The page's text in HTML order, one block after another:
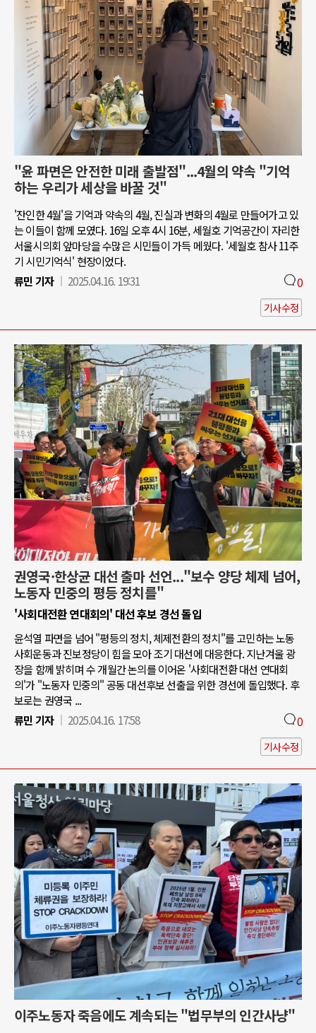
"윤 파면은 안전한 미래 출발점"...4월의 약속 "기억
하는 우리가 세상을 바꿀 것"
'잔인한 4월'을 기억과 약속의 4월, 진실과 변화의 4월로 만들어가고 있
는 이들이 함께 모였다. 16일 오후 4시 16분, 세월호 기억공간이 자리한
서울시의회 앞마당을 수많은 시민들이 가득 메웠다. '세월호 참사 11주
기 시민기억식' 현장이었다.
류민 기자
2025.04.16. 19:31 0
기사수정
권영국·한상균 대선 출마 선언..."보수 양당 체제 넘어,
노동자 민중의 평등 정치를"
'사회대전환 연대회의' 대선 후보 경선 돌입
윤석열 파면을 넘어 "평등의 정치, 체제전환의 정치"를 고민하는 노동
사회운동과 진보정당이 힘을 모아 조기 대선에 대응한다. 지난겨울 광
장을 함께 밝히며 수 개월간 논의를 이어온 '사회대전환 대선 연대회
의'가 "노동자 민중의" 공동 대선후보 선출을 위한 경선에 돌입했다. 후
보로는 권영국 ...
류민 기자
2025.04.16. 17:58 0
기사수정
이주노동자 죽음에도 계속되는 "법무부의 인간사냥"